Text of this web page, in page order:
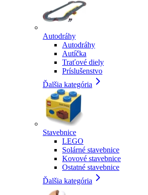
Autodráhy
Autodráhy
Autíčka
Traťové diely
Príslušenstvo
Ďalšia kategória
Stavebnice
LEGO
Solárné stavebnice
Kovové stavebnice
Ostatné stavebnice
Ďalšia kategória